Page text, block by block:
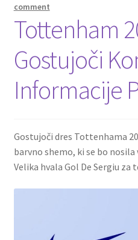
comment
Tottenham
Gostujoči
Informacije
Gostujoči dres Tottenhama
barvno shemo, ki se bo nosila
Velika hvala Gol De Sergiu za